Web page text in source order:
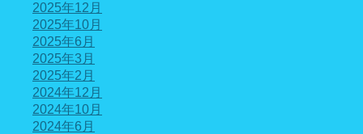
2025年12月
2025年10月
2025年6月
2025年3月
2025年2月
2024年12月
2024年10月
2024年6月